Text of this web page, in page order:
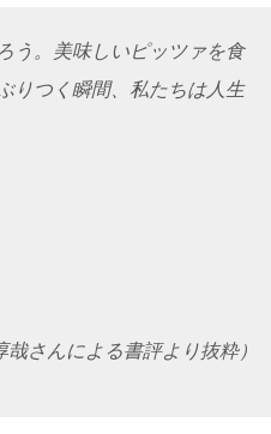
う。美味しいピッツァを食
りつく瞬間、私たちは人生
哉さんによる書評より抜粋）